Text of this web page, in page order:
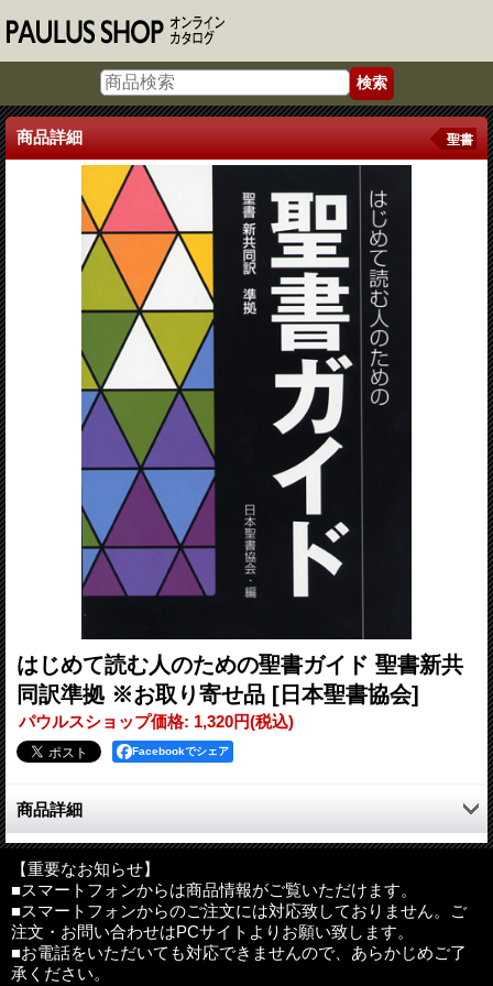
商品詳細 聖書
はじめて読む人のための聖書ガイド 聖書新共
同訳準拠 ※お取り寄せ品 [日本聖書協会]
パウルスショップ価格: 1,320円(税込)
Facebookでシェア
商品詳細
聖書は数十の文書が集まってできています。各書の特徴、執筆目
的、背景、構成をわかりやすく解説していますので、どこから読
めばよいか判断できます。
地図、年表、各種図表、時代の流れや背景を理解するための補説
も随所に。やさしくて、ポイントを押さえたガイドです。
【重要なお知らせ】
■スマートフォンからは商品情報がご覧いただけます。
■スマートフォンからのご注文には対応致しておりません。ご
注文・お問い合わせはPCサイトよりお願い致します。
■お電話をいただいても対応できませんので、あらかじめご了
承ください。